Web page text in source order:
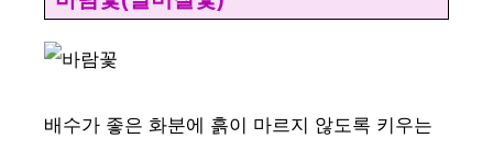
배수가 좋은 화분에 흙이 마르지 않도록 키우는